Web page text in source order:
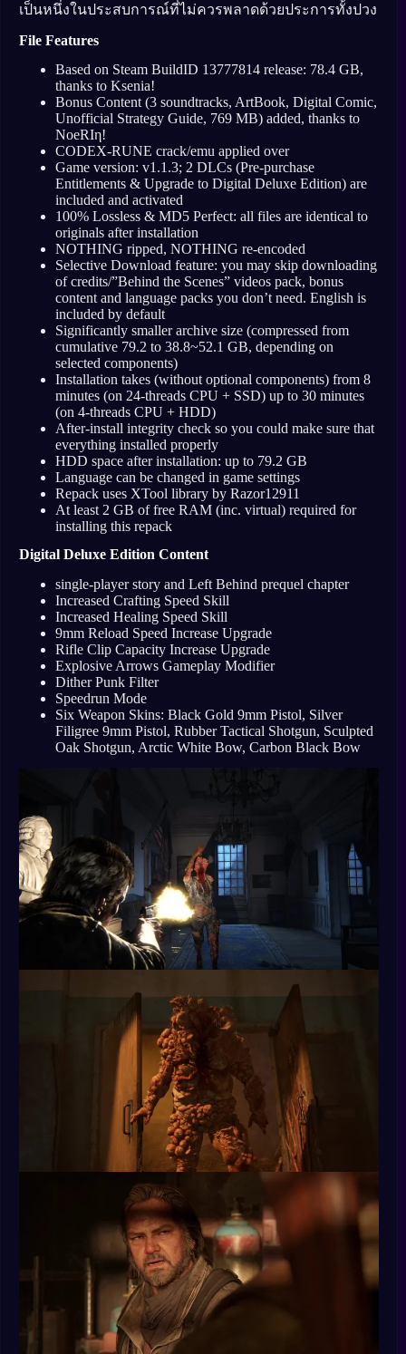
เป็นหนึ่งในประสบการณ์ที่ไม่ควรพลาดด้วยประการทั้งปวง
File Features
Based on Steam BuildID 13777814 release: 78.4 GB,
thanks to Ksenia!
Bonus Content (3 soundtracks, ArtBook, Digital Comic,
Unofficial Strategy Guide, 769 MB) added, thanks to
NoeRIη!
CODEX-RUNE crack/emu applied over
Game version: v1.1.3; 2 DLCs (Pre-purchase
Entitlements & Upgrade to Digital Deluxe Edition) are
included and activated
100% Lossless & MD5 Perfect: all files are identical to
originals after installation
NOTHING ripped, NOTHING re-encoded
Selective Download feature: you may skip downloading
of credits/”Behind the Scenes” videos pack, bonus
content and language packs you don’t need. English is
included by default
Significantly smaller archive size (compressed from
cumulative 79.2 to 38.8~52.1 GB, depending on
selected components)
Installation takes (without optional components) from 8
minutes (on 24-threads CPU + SSD) up to 30 minutes
(on 4-threads CPU + HDD)
After-install integrity check so you could make sure that
everything installed properly
HDD space after installation: up to 79.2 GB
Language can be changed in game settings
Repack uses XTool library by Razor12911
At least 2 GB of free RAM (inc. virtual) required for
installing this repack
Digital Deluxe Edition Content
single-player story and Left Behind prequel chapter
Increased Crafting Speed Skill
Increased Healing Speed Skill
9mm Reload Speed Increase Upgrade
Rifle Clip Capacity Increase Upgrade
Explosive Arrows Gameplay Modifier
Dither Punk Filter
Speedrun Mode
Six Weapon Skins: Black Gold 9mm Pistol, Silver
Filigree 9mm Pistol, Rubber Tactical Shotgun, Sculpted
Oak Shotgun, Arctic White Bow, Carbon Black Bow